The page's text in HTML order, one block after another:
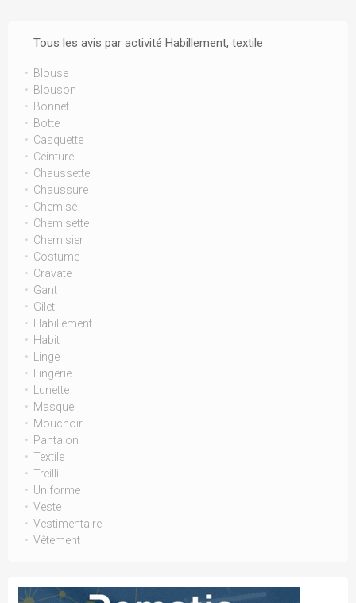
Tous les avis par activité Habillement, textile
Blouse
Blouson
Bonnet
Botte
Casquette
Ceinture
Chaussette
Chaussure
Chemise
Chemisette
Chemisier
Costume
Cravate
Gant
Gilet
Habillement
Habit
Linge
Lingerie
Lunette
Masque
Mouchoir
Pantalon
Textile
Treilli
Uniforme
Veste
Vestimentaire
Vêtement